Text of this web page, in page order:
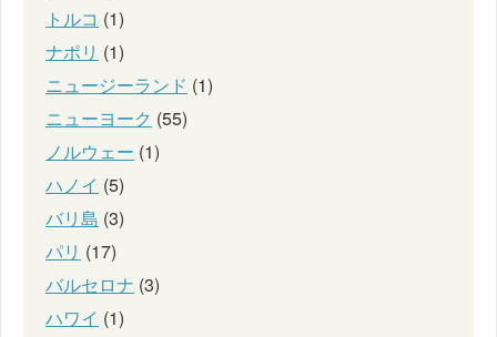
トルコ (1)
ナポリ (1)
ニュージーランド (1)
ニューヨーク (55)
ノルウェー (1)
ハノイ (5)
バリ島 (3)
パリ (17)
バルセロナ (3)
ハワイ (1)